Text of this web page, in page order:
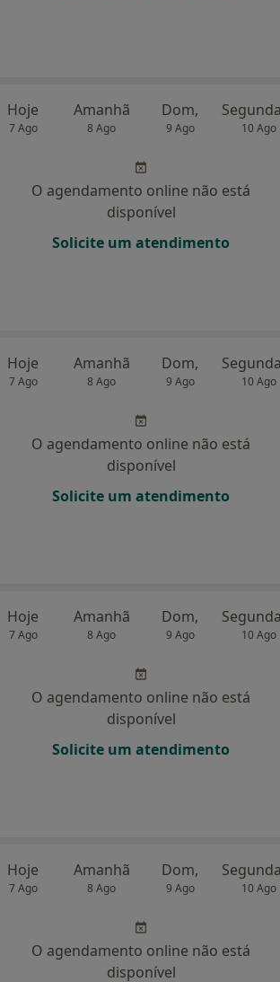
Hoje
7 Ago
Amanhã
8 Ago
Dom,
9 Ago 10 Ago
O agendamento online não está
disponível
Solicite um atendimento
Hoje
7 Ago
Amanhã
8 Ago
Dom,
9 Ago 10 Ago
O agendamento online não está
disponível
Solicite um atendimento
Hoje
7 Ago
Amanhã
8 Ago
Dom,
9 Ago 10 Ago
O agendamento online não está
disponível
Solicite um atendimento
Hoje
7 Ago
Amanhã
8 Ago
Dom,
9 Ago 10 Ago
O agendamento online não está
disponível